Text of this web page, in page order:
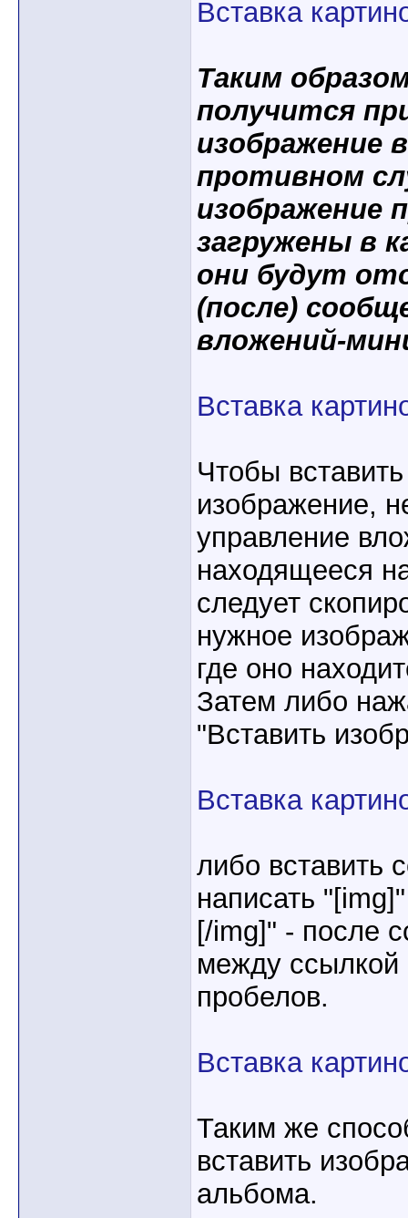
Вставка
Таким
получится
изображение
противном
изображение
загружены в
они будут
(после)
вложений-
Вставка
Чтобы
изображение,
управление
находящееся
следует
нужное
где оно
Затем либо
"Вставить
Вставка
либо вставить
написать
[/img]" - после
между ссылкой
пробелов.
Вставка
Таким же
вставить
альбома.